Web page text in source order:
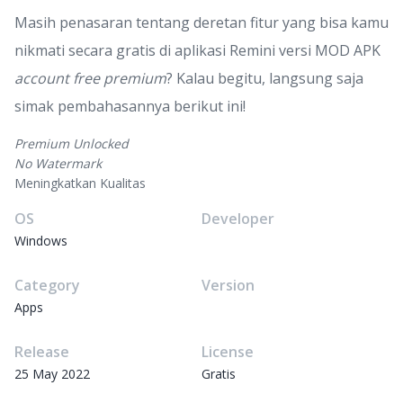
Masih penasaran tentang deretan fitur yang bisa kamu
nikmati secara gratis di aplikasi Remini versi MOD APK
account free premium? Kalau begitu, langsung saja
simak pembahasannya berikut ini!
Premium Unlocked
No Watermark
Meningkatkan Kualitas
OS
Windows
Developer
Category
Apps
Version
Release
25 May 2022
License
Gratis